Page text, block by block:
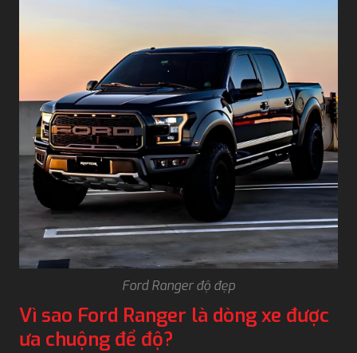
Ford Ranger độ đẹp
Vì sao Ford Ranger là dòng xe được
ưa chuộng để độ?